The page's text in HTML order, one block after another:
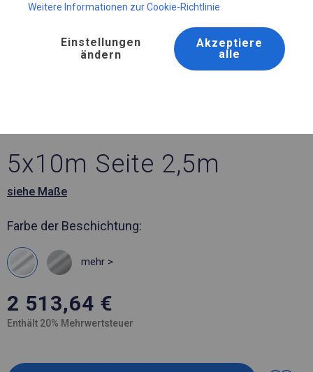
5x10m Seite 2,5m
siehe Maße
Farbe der Beschichtung:
mehr >
2 513,64 €
Enthält 20% Mehrwertsteuer
Weitere Informationen zur Cookie-Richtlinie
Einstellungen
ändern
Akzeptiere
alle